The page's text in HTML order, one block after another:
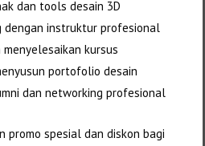
dan tools desain 3D
dengan instruktur profesional
kursus
portofolio desain
dan networking profesional
promo spesial dan diskon bagi